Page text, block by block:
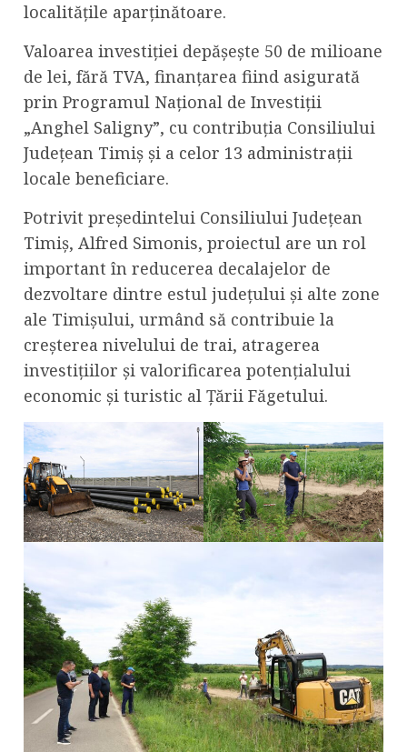
localitățile aparținătoare.
Valoarea investiției depășește 50 de milioane
de lei, fără TVA, finanțarea fiind asigurată
prin Programul Național de Investiții
„Anghel Saligny”, cu contribuția Consiliului
Județean Timiș și a celor 13 administrații
locale beneficiare.
Potrivit președintelui Consiliului Județean
Timiș, Alfred Simonis, proiectul are un rol
important în reducerea decalajelor de
dezvoltare dintre estul județului și alte zone
ale Timișului, urmând să contribuie la
creșterea nivelului de trai, atragerea
investițiilor și valorificarea potențialului
economic și turistic al Țării Făgetului.